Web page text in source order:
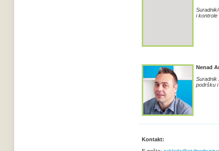
i kontrole
Nenad
Suradnik
podršku
Kontakt: